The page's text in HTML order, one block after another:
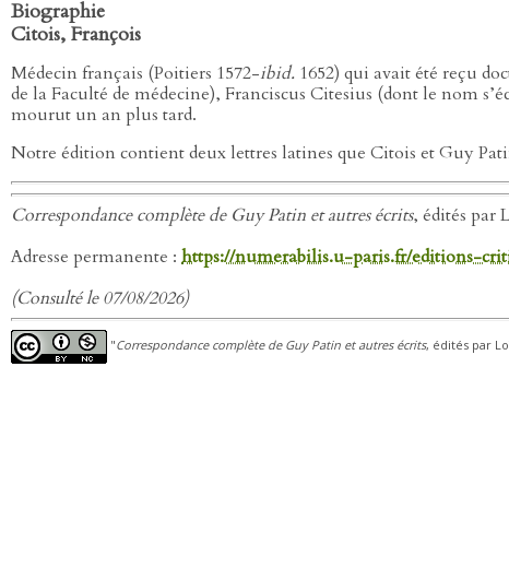
Biographie
Citois, François
Médecin français (Poitiers 1572-ibid. 1652) qui avait été reçu
de la Faculté de médecine), Franciscus Citesius (dont le nom
mourut un an plus tard.
Notre édition contient deux lettres latines que Citois et Guy
Correspondance complète de Guy Patin et autres écrits, édités par
Adresse permanente : https://numerabilis.u-paris.fr/editions-
(Consulté le 07/08/2026)
"Correspondance complète de Guy Patin et autres écrits, édités par